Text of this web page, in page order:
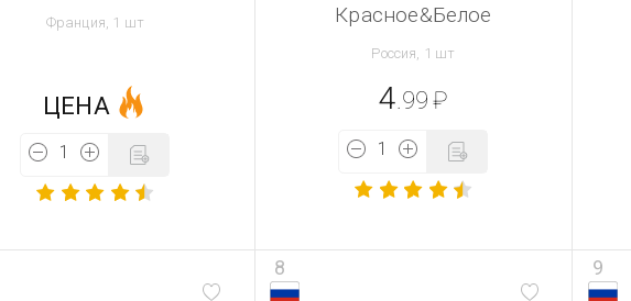
Франция, 1 шт
ЦЕНА
Красное&Белое
Россия, 1 шт
4 .99 ₽
8 9